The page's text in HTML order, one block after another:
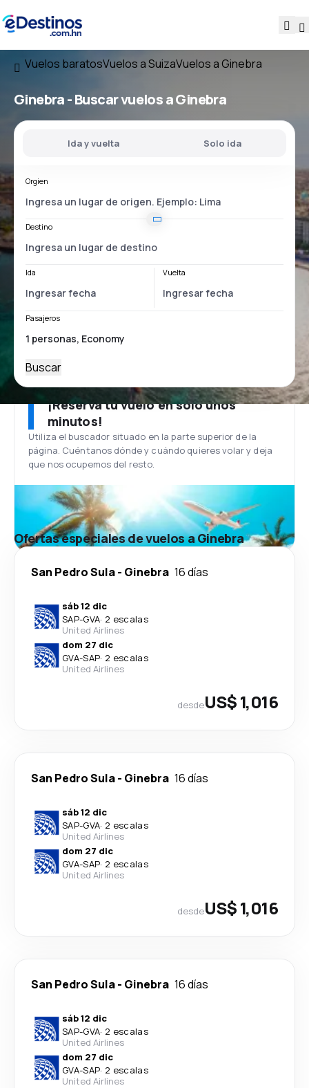
Vuelos baratosVuelos a SuizaVuelos a Ginebra
Ginebra - Buscar vuelos a Ginebra
Ida y vuelta Solo ida
Orgien
Destino
Ida Vuelta
Pasajeros
Buscar
¡Reserva tu vuelo en solo unos
minutos!
Utiliza el buscador situado en la parte superior de la
página. Cuéntanos dónde y cuándo quieres volar y deja
que nos ocupemos del resto.
Ofertas especiales de vuelos a Ginebra
San Pedro Sula- Ginebra 16 días
sáb 12 dic
SAP-GVA· 2 escalas
United Airlines
dom 27 dic
GVA-SAP· 2 escalas
United Airlines
desdeUS$ 1,016
San Pedro Sula- Ginebra 16 días
sáb 12 dic
SAP-GVA· 2 escalas
United Airlines
dom 27 dic
GVA-SAP· 2 escalas
United Airlines
desdeUS$ 1,016
San Pedro Sula- Ginebra 16 días
sáb 12 dic
SAP-GVA· 2 escalas
United Airlines
dom 27 dic
GVA-SAP· 2 escalas
United Airlines